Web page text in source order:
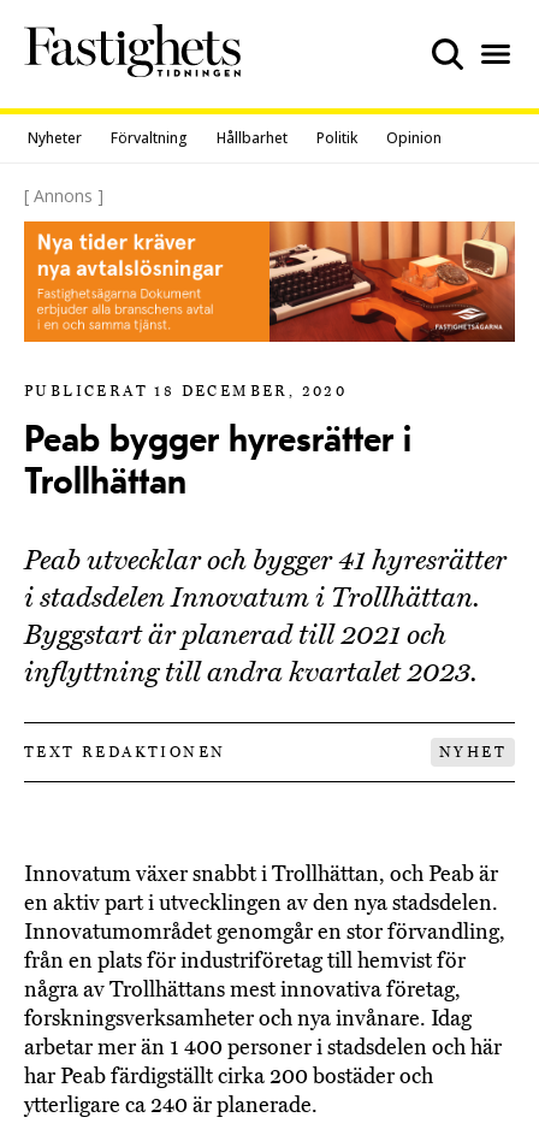
content
Nyheter Förvaltning Hållbarhet Politik Opinion
[ Annons ]
PUBLICERAT 18 DECEMBER, 2020
Peab bygger hyresrätter i
Trollhättan
Peab utvecklar och bygger 41 hyresrätter
i stadsdelen Innovatum i Trollhättan.
Byggstart är planerad till 2021 och
inflyttning till andra kvartalet 2023.
TEXT REDAKTIONEN NYHET
Innovatum växer snabbt i Trollhättan, och Peab är
en aktiv part i utvecklingen av den nya stadsdelen.
Innovatumområdet genomgår en stor förvandling,
från en plats för industriföretag till hemvist för
några av Trollhättans mest innovativa företag,
forskningsverksamheter och nya invånare. Idag
arbetar mer än 1 400 personer i stadsdelen och här
har Peab färdigställt cirka 200 bostäder och
ytterligare ca 240 är planerade.